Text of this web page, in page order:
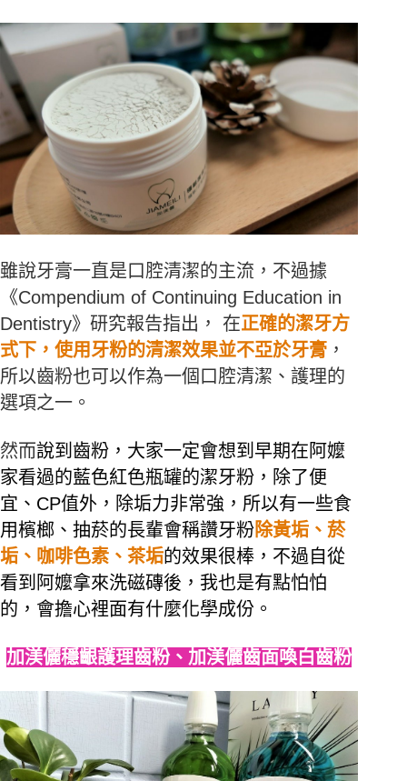
雖說牙膏一直是口腔清潔的主流，不過據
《Compendium of Continuing Education in
Dentistry》研究報告指出， 在正確的潔牙方
式下，使用牙粉的清潔效果並不亞於牙膏 ，
所以齒粉也可以作為一個口腔清潔、護理的
選項之一。
然而說到齒粉，大家一定會想到早期在阿嬤
家看過的藍色紅色瓶罐的潔牙粉，除了便
宜、CP值外，除垢力非常強，所以有一些食
用檳榔、抽菸的長輩會稱讚牙粉除黃垢、菸
垢、咖啡色素、茶垢的效果很棒，不過自從
看到阿嬤拿來洗磁磚後，我也是有點怕怕
的，會擔心裡面有什麼化學成份。
加渼儷穩齦護理齒粉、加渼儷齒面喚白齒粉